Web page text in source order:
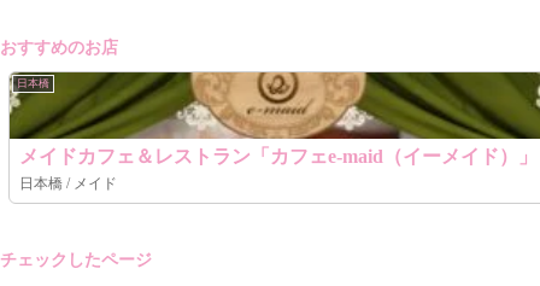
おすすめのお店
日本橋
メイドカフェ＆レストラン「カフェe-maid（イーメイド）」
日本橋 / メイド
チェックしたページ